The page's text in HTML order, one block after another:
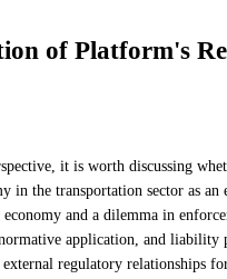
of Platform's
it is worth discussing
in the transportation sector as
and a dilemma in
application, and
regulatory relationships